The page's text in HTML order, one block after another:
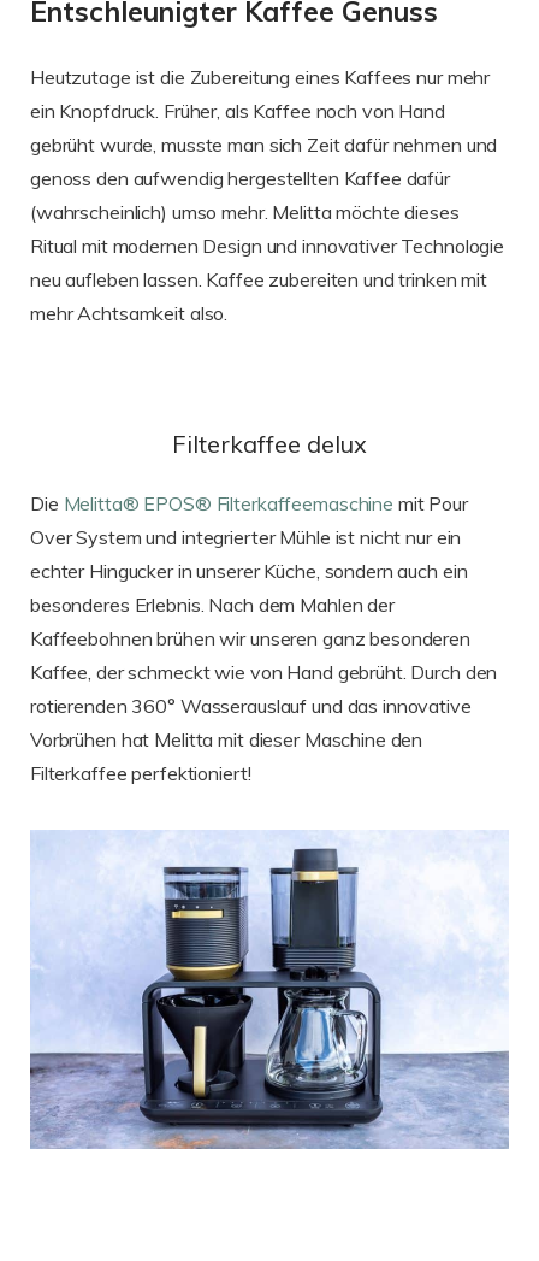
Entschleunigter Kaffee Genuss
Heutzutage ist die Zubereitung eines Kaffees nur mehr
ein Knopfdruck. Früher, als Kaffee noch von Hand
gebrüht wurde, musste man sich Zeit dafür nehmen und
genoss den aufwendig hergestellten Kaffee dafür
(wahrscheinlich) umso mehr. Melitta möchte dieses
Ritual mit modernen Design und innovativer Technologie
neu aufleben lassen. Kaffee zubereiten und trinken mit
mehr Achtsamkeit also.
Filterkaffee delux
Die Melitta® EPOS® Filterkaffeemaschine mit Pour
Over System und integrierter Mühle ist nicht nur ein
echter Hingucker in unserer Küche, sondern auch ein
besonderes Erlebnis. Nach dem Mahlen der
Kaffeebohnen brühen wir unseren ganz besonderen
Kaffee, der schmeckt wie von Hand gebrüht. Durch den
rotierenden 360° Wasserauslauf und das innovative
Vorbrühen hat Melitta mit dieser Maschine den
Filterkaffee perfektioniert!